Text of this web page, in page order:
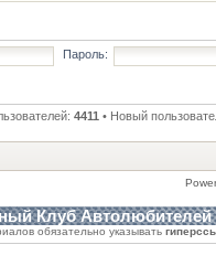
Пароль:
4411 • Новый
Клуб Автолюбителей
обязательно указывать